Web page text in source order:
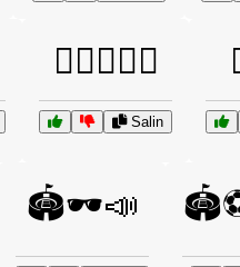
🏋️‍♂️💪🏋️‍♀️
Salin
🏟️🕶️📣